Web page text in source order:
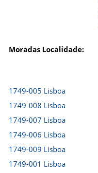
Moradas Localidade:
1749-005 Lisboa
1749-008 Lisboa
1749-007 Lisboa
1749-006 Lisboa
1749-009 Lisboa
1749-001 Lisboa